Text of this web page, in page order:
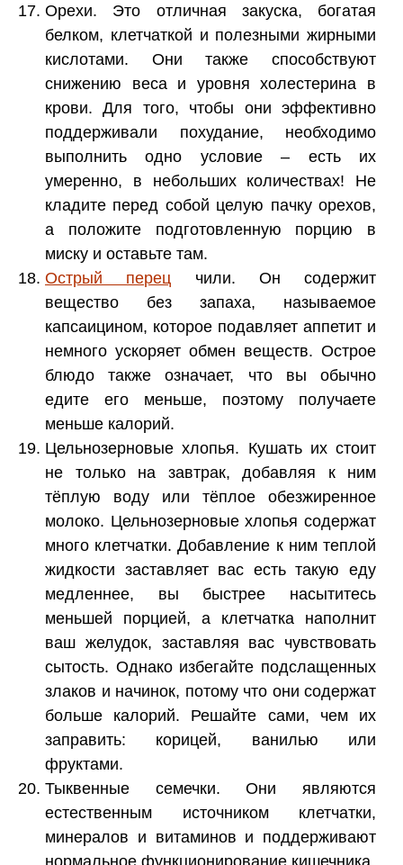
Орехи. Это отличная закуска, богатая
белком, клетчаткой и полезными жирными
кислотами. Они также способствуют
снижению веса и уровня холестерина в
крови. Для того, чтобы они эффективно
поддерживали похудание, необходимо
выполнить одно условие – есть их
умеренно, в небольших количествах! Не
кладите перед собой целую пачку орехов,
а положите подготовленную порцию в
миску и оставьте там.
Острый перец чили. Он содержит
вещество без запаха, называемое
капсаицином, которое подавляет аппетит и
немного ускоряет обмен веществ. Острое
блюдо также означает, что вы обычно
едите его меньше, поэтому получаете
меньше калорий.
Цельнозерновые хлопья. Кушать их стоит
не только на завтрак, добавляя к ним
тёплую воду или тёплое обезжиренное
молоко. Цельнозерновые хлопья содержат
много клетчатки. Добавление к ним теплой
жидкости заставляет вас есть такую ​​еду
медленнее, вы быстрее насытитесь
меньшей порцией, а клетчатка наполнит
ваш желудок, заставляя вас чувствовать
сытость. Однако избегайте подслащенных
злаков и начинок, потому что они содержат
больше калорий. Решайте сами, чем их
заправить: корицей, ванилью или
фруктами.
Тыквенные семечки. Они являются
естественным источником клетчатки,
минералов и витаминов и поддерживают
нормальное функционирование кишечника.